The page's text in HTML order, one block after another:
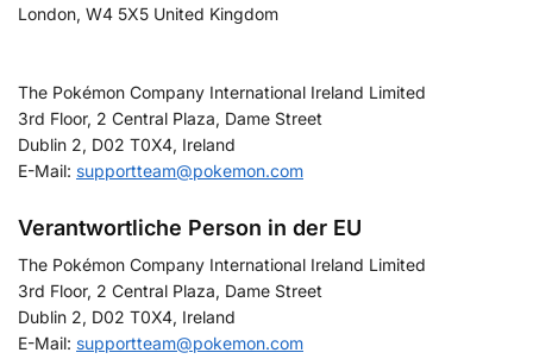
London, W4 5X5 United Kingdom
The Pokémon Company International Ireland Limited
3rd Floor, 2 Central Plaza, Dame Street
Dublin 2, D02 T0X4, Ireland
E-Mail: supportteam@pokemon.com
Verantwortliche Person in der EU
The Pokémon Company International Ireland Limited
3rd Floor, 2 Central Plaza, Dame Street
Dublin 2, D02 T0X4, Ireland
E-Mail: supportteam@pokemon.com